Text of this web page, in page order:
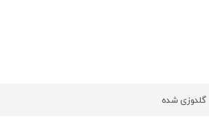
گلدوزی شده